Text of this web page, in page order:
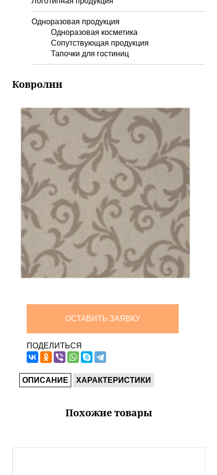
Одноразовая продукция
Одноразовая косметика
Сопутствующая продукция
Тапочки для гостиниц
Ковролин
ОСТАВИТЬ ЗАЯВКУ
ПОДЕЛИТЬСЯ
ОПИСАНИЕ ХАРАКТЕРИСТИКИ
Похожие товары